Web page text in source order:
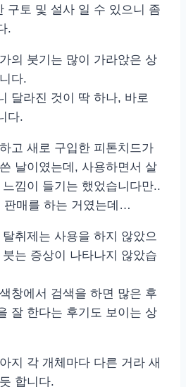
구토 및 설사 일 수 있으니 좀
.
의 붓기는 많이 가라앉은 상
다.
달라진 것이 딱 하나, 바로
다.
고 새로 구입한 피톤치드가
날이였는데, 사용하면서 살
낌이 들기는 했었습니다만..
판매를 하는 거였는데…
취제는 사용을 하지 않았으
는 증상이 나타나지 않았습
창에서 검색을 하면 많은 후
잘 한다는 후기도 보이는 상
지 각 개체마다 다른 거라 새
합니다.